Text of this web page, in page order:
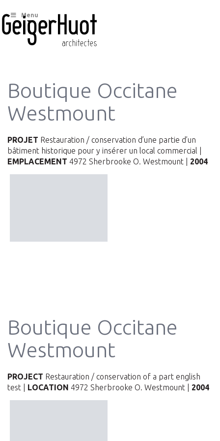
Menu
Boutique Occitane
Westmount
PROJET Restauration / conservation d’une partie d’un
bâtiment historique pour y insérer un local commercial |
EMPLACEMENT 4972 Sherbrooke O. Westmount | 2004
Boutique Occitane
Westmount
PROJECT Restauration / conservation of a part english
test |
LOCATION 4972 Sherbrooke O. Westmount | 2004